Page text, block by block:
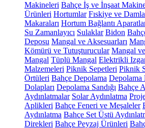
Makineleri Bahçe İş ve İnşaat
Ürünleri Hortumlar Fıskiye ve
Makaraları Hortum Bağlantı
Su Zamanlayıcı Sulaklar Bidon
Deposu Mangal ve Aksesuarları
Kömürü ve Tutuşturucular Mangal
Mangal Tüplü Mangal Elektrikli
Malzemeleri Piknik Sepetleri Piknik
Örtüleri Bahçe Depolama Depolama
Dolapları Depolama Sandığı Bahçe
Aydınlatmalar Solar Aydınlatma
Aplikleri Bahçe Feneri ve Meşaleler
Aydınlatma Bahçe Set Üstü
Direkleri Bahçe Peyzaj Ürünleri